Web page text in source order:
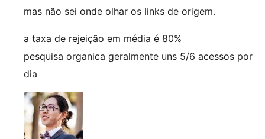
mas não sei onde olhar os links de origem.
a taxa de rejeição em média é 80%
pesquisa organica geralmente uns 5/6 acessos por
dia